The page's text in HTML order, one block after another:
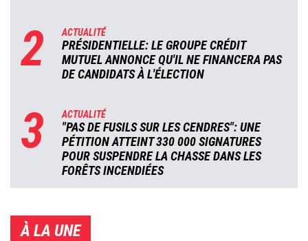
2 ACTUALITÉ
PRÉSIDENTIELLE: LE GROUPE CRÉDIT
MUTUEL ANNONCE QU'IL NE FINANCERA PAS
DE CANDIDATS À L'ÉLECTION
3 ACTUALITÉ
"PAS DE FUSILS SUR LES CENDRES": UNE
PÉTITION ATTEINT 330 000 SIGNATURES
POUR SUSPENDRE LA CHASSE DANS LES
FORÊTS INCENDIÉES
À LA UNE